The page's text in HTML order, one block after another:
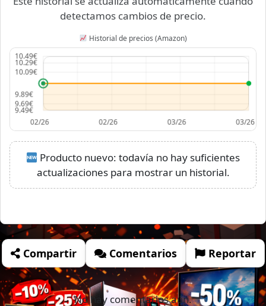
detectamos cambios de precio.
Historial de precios (Amazon)
Producto nuevo: todavía no hay suficientes
actualizaciones para mostrar un historial.
Compartir Comentarios Reportar
No hay comentarios aún.